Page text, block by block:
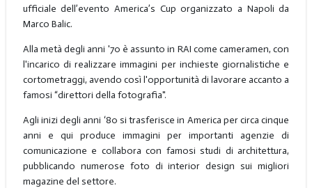
ufficiale dell’evento America’s Cup organizzato a Napoli da
Marco Balic.
Alla metà degli anni '70 è assunto in RAI come cameramen, con
l'incarico di realizzare immagini per inchieste giornalistiche e
cortometraggi, avendo così l'opportunità di lavorare accanto a
famosi “direttori della fotografia".
Agli inizi degli anni ‘80 si trasferisce in America per circa cinque
anni e qui produce immagini per importanti agenzie di
comunicazione e collabora con famosi studi di architettura,
pubblicando numerose foto di interior design sui migliori
magazine del settore.